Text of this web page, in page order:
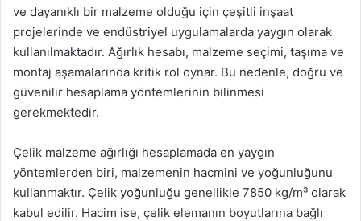
ve dayanıklı bir malzeme olduğu için çeşitli inşaat
projelerinde ve endüstriyel uygulamalarda yaygın olarak
kullanılmaktadır. Ağırlık hesabı, malzeme seçimi, taşıma ve
montaj aşamalarında kritik rol oynar. Bu nedenle, doğru ve
güvenilir hesaplama yöntemlerinin bilinmesi
gerekmektedir.
Çelik malzeme ağırlığı hesaplamada en yaygın
yöntemlerden biri, malzemenin hacmini ve yoğunluğunu
kullanmaktır. Çelik yoğunluğu genellikle 7850 kg/m³ olarak
kabul edilir. Hacim ise, çelik elemanın boyutlarına bağlı